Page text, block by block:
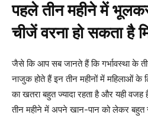
पहले तीन महीने में
चीजें वरना हो सकता है
जैसे कि आप सब जानते हैं कि गर्भावस्था के
नाजुक होते हैं इन तीन महीनों में महिलाओं
का खतरा बहुत ज्यादा रहता है और यही
तीन महीने में अपने खान-पान को लेकर बहुत